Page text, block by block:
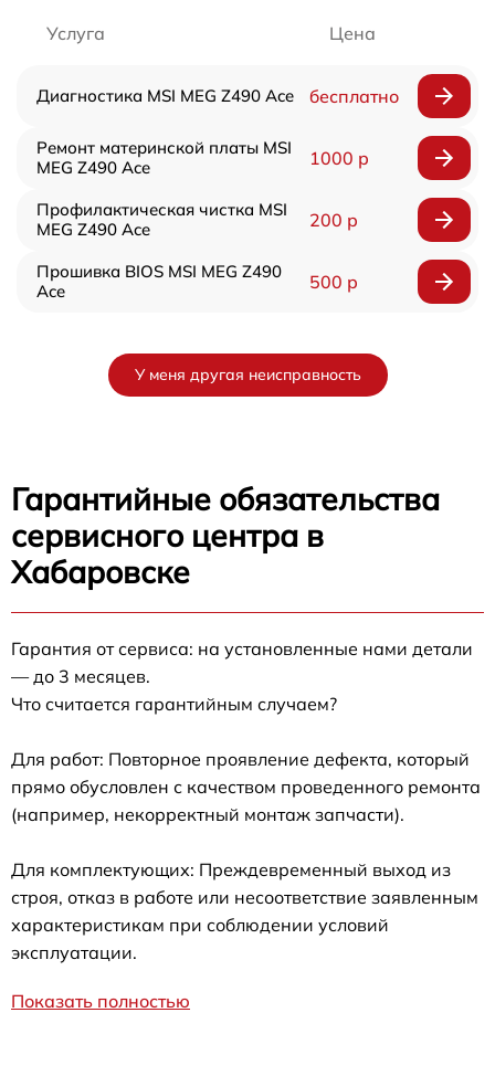
Услуга Цена
Диагностика MSI MEG Z490 Ace бесплатно
Ремонт материнской платы MSI
MEG Z490 Ace
1000 р
Профилактическая чистка MSI
MEG Z490 Ace
200 р
Прошивка BIOS MSI MEG Z490
Ace
500 р
У меня другая неисправность
Гарантийные обязательства
сервисного центра в
Хабаровске
Гарантия от сервиса: на установленные нами детали
— до 3 месяцев.
Что считается гарантийным случаем?
Для работ: Повторное проявление дефекта, который
прямо обусловлен с качеством проведенного ремонта
(например, некорректный монтаж запчасти).
Для комплектующих: Преждевременный выход из
строя, отказ в работе или несоответствие заявленным
характеристикам при соблюдении условий
эксплуатации.
Показать полностью